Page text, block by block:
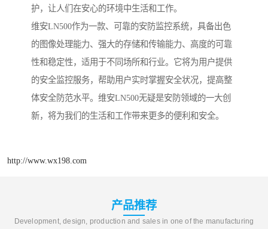
护，让人们在安心的环境中生活和工作。
维安LN500作为一款、可靠的安防监控系统，具备出色
的图像处理能力、强大的存储和传输能力、高度的可靠
性和稳定性，适用于不同场所和行业。它将为用户提供
的安全监控服务，帮助用户实时掌握安全状况，提高整
体安全防范水平。维安LN500无疑是安防领域的一大创
新，将为我们的生活和工作带来更多的便利和安全。
http://www.wx198.com
产品推荐
Development, design, production and sales in one of the manufacturing